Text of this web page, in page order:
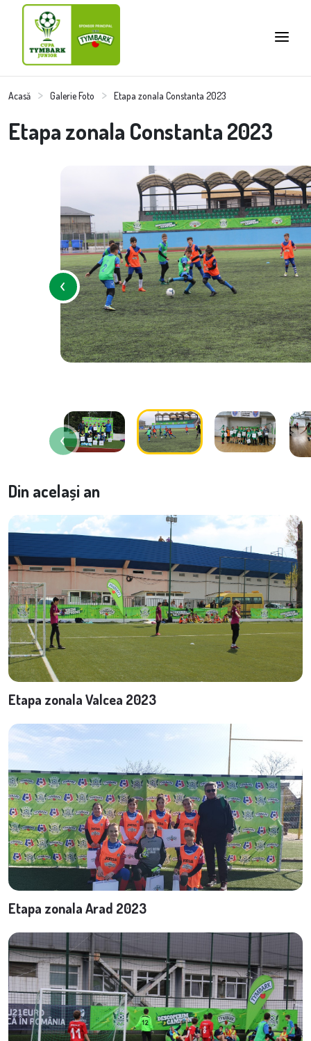
Acasă Galerie Foto Etapa zonala Constanta 2023
Etapa zonala Constanta 2023
Din același an
Etapa zonala Valcea 2023
Etapa zonala Arad 2023